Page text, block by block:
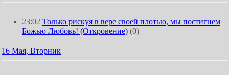
23:02 Только рискуя в вере своей плотью, мы постигнем
Божью Любовь! (Откровение) (0)
16 Мая, Вторник